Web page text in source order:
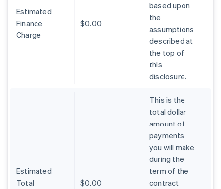
Estimated
Finance
Charge
$0.00
based upon
the
assumptions
described at
the top of
this
disclosure.
Estimated
Total
$0.00
This is the
total dollar
amount of
payments
you will make
during the
term of the
contract